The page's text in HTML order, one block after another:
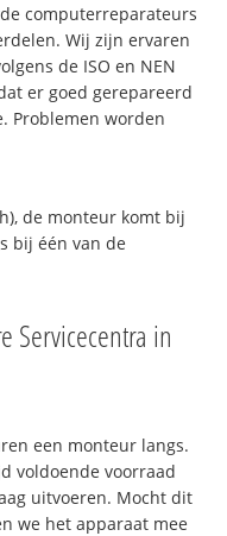
computerreparateurs
Wij zijn ervaren
de ISO en NEN
er goed gerepareerd
Problemen worden
de monteur komt bij
bij één van de
Servicecentra in
een monteur langs.
voldoende voorraad
uitvoeren. Mocht dit
we het apparaat mee